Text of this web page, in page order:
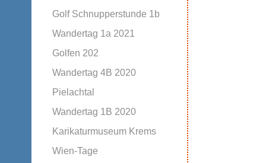
Golf Schnupperstunde 1b
Wandertag 1a 2021
Golfen 202
Wandertag 4B 2020
Pielachtal
Wandertag 1B 2020
Karikaturmuseum Krems
Wien-Tage